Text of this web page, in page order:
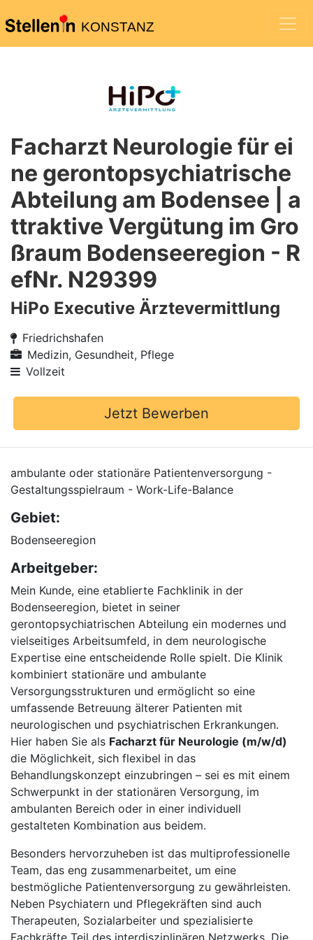
KONSTANZ
Facharzt Neurologie für ei
ne gerontopsychiatrische
Abteilung am Bodensee | a
ttraktive Vergütung im Gro
ßraum Bodenseeregion - R
efNr. N29399
HiPo Executive Ärztevermittlung
Friedrichshafen
Medizin, Gesundheit, Pflege
Vollzeit
Jetzt Bewerben
ambulante oder stationäre Patientenversorgung -
Gestaltungsspielraum - Work-Life-Balance
Gebiet:
Bodenseeregion
Arbeitgeber:
Mein Kunde, eine etablierte Fachklinik in der
Bodenseeregion, bietet in seiner
gerontopsychiatrischen Abteilung ein modernes und
vielseitiges Arbeitsumfeld, in dem neurologische
Expertise eine entscheidende Rolle spielt. Die Klinik
kombiniert stationäre und ambulante
Versorgungsstrukturen und ermöglicht so eine
umfassende Betreuung älterer Patienten mit
neurologischen und psychiatrischen Erkrankungen.
Hier haben Sie als Facharzt für Neurologie (m/w/d)
die Möglichkeit, sich flexibel in das
Behandlungskonzept einzubringen – sei es mit einem
Schwerpunkt in der stationären Versorgung, im
ambulanten Bereich oder in einer individuell
gestalteten Kombination aus beidem.
Besonders hervorzuheben ist das multiprofessionelle
Team, das eng zusammenarbeitet, um eine
bestmögliche Patientenversorgung zu gewährleisten.
Neben Psychiatern und Pflegekräften sind auch
Therapeuten, Sozialarbeiter und spezialisierte
Fachkräfte Teil des interdisziplinären Netzwerks. Die